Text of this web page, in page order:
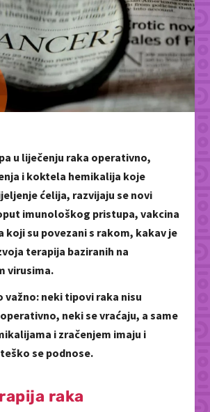
u liječenju raka operativno,
i koktela hemikalija koje
ćelija, razvijaju se novi
imunološkog pristupa, vakcina
koji su povezani s rakom, kakav je
terapija baziranih na
virusima.
važno: neki tipovi raka nisu
neki se vraćaju, a same
i zračenjem imaju i
se podnose.
raka